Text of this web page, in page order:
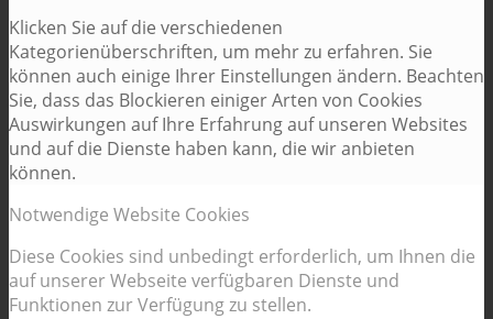
Klicken Sie auf die verschiedenen
Kategorienüberschriften, um mehr zu erfahren. Sie
können auch einige Ihrer Einstellungen ändern. Beachten
Sie, dass das Blockieren einiger Arten von Cookies
Auswirkungen auf Ihre Erfahrung auf unseren Websites
und auf die Dienste haben kann, die wir anbieten
können.
Notwendige Website Cookies
Diese Cookies sind unbedingt erforderlich, um Ihnen die
auf unserer Webseite verfügbaren Dienste und
Funktionen zur Verfügung zu stellen.